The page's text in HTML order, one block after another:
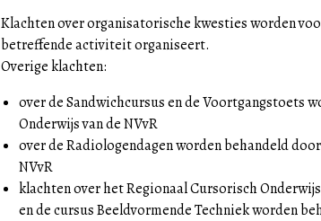
Klachten over organisatorische kwesties worden
betreffende activiteit organiseert.
Overige klachten:
over de Sandwichcursus en de Voortgangstoets
Onderwijs van de NVvR
over de Radiologendagen worden behandeld
NVvR
klachten over het Regionaal Cursorisch
en de cursus Beeldvormende Techniek worden